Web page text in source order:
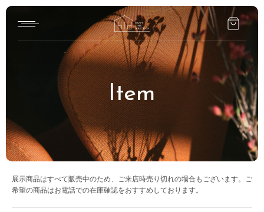
HTD style
Works
Item
News
Item
展示商品はすべて販売中のため、ご来店時売り切れの場合もございます。ご
希望の商品はお電話での在庫確認をおすすめしております。